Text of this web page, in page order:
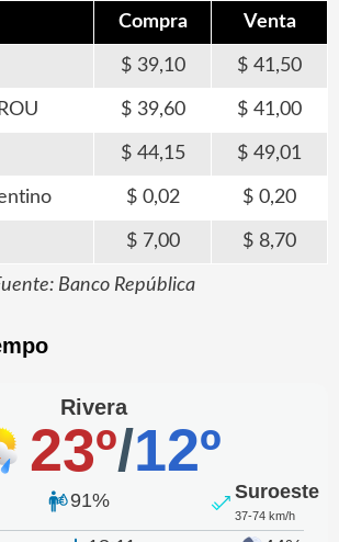
Compra Venta
39,10 41,50
39,60 41,00
44,15 49,01
0,02 0,20
7,00 8,70
Banco República
Rivera
23º/12º
91% Suroeste
37-74 km/h